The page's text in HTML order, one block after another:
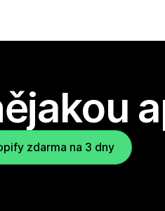
zdarma na 3 dny